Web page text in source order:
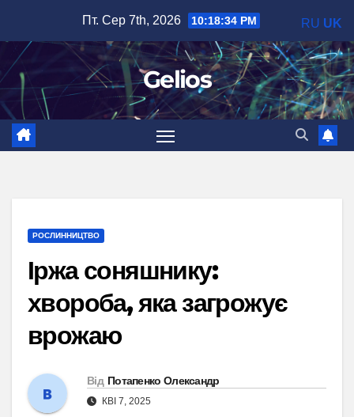
вмісту
Пт. Сер 7th, 2026 10:18:35 PM
Gelios
РОСЛИННИЦТВО
Іржа соняшнику:
хвороба, яка загрожує
врожаю
Від Потапенко Олександр
КВІ 7, 2025
RU UK